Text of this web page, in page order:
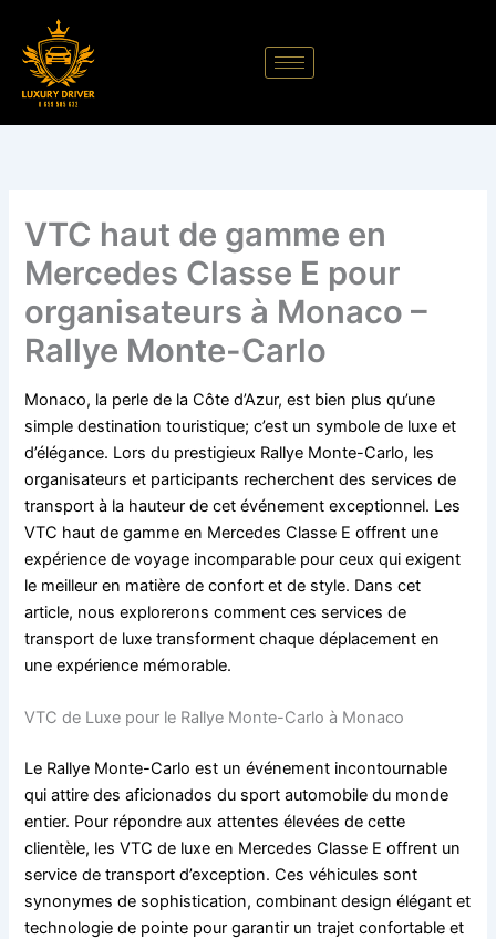
contenu
VTC haut de gamme en
Mercedes Classe E pour
organisateurs à Monaco –
Rallye Monte-Carlo
Monaco, la perle de la Côte d’Azur, est bien plus qu’une
simple destination touristique; c’est un symbole de luxe et
d’élégance. Lors du prestigieux Rallye Monte-Carlo, les
organisateurs et participants recherchent des services de
transport à la hauteur de cet événement exceptionnel. Les
VTC haut de gamme en Mercedes Classe E offrent une
expérience de voyage incomparable pour ceux qui exigent
le meilleur en matière de confort et de style. Dans cet
article, nous explorerons comment ces services de
transport de luxe transforment chaque déplacement en
une expérience mémorable.
VTC de Luxe pour le Rallye Monte-Carlo à Monaco
Le Rallye Monte-Carlo est un événement incontournable
qui attire des aficionados du sport automobile du monde
entier. Pour répondre aux attentes élevées de cette
clientèle, les VTC de luxe en Mercedes Classe E offrent un
service de transport d’exception. Ces véhicules sont
synonymes de sophistication, combinant design élégant et
technologie de pointe pour garantir un trajet confortable et